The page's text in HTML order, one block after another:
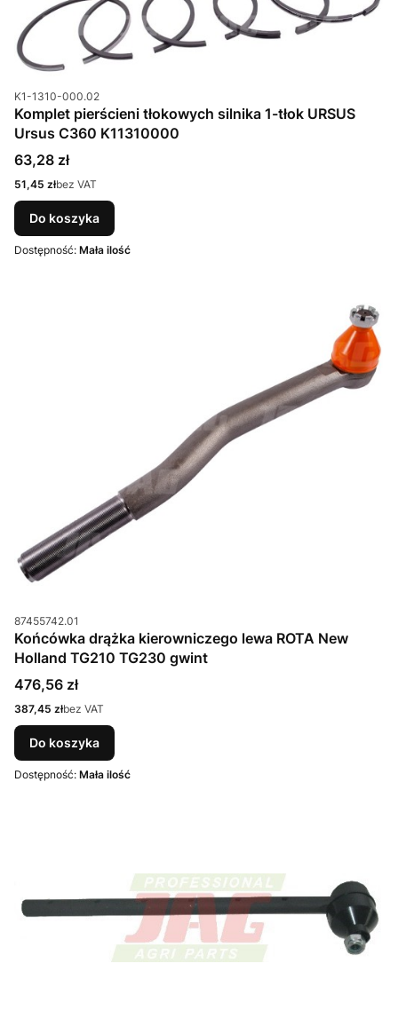
Kod produktu
K1-1310-000.02
Komplet pierścieni tłokowych silnika 1-tłok URSUS
Ursus C360 K11310000
Cena
63,28 zł
Cena
51,45 złbez VAT
Do koszyka
Dostępność: Mała ilość
Kod produktu
87455742.01
Końcówka drążka kierowniczego lewa ROTA New
Holland TG210 TG230 gwint
Cena
476,56 zł
Cena
387,45 złbez VAT
Do koszyka
Dostępność: Mała ilość